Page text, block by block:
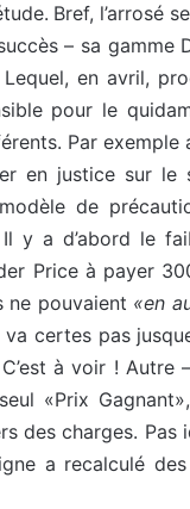
Bref, l’arrosé
– sa gamme
en avril,
pour le
Par
en justice sur le
de
Il y a d’abord le
Price à payer
ne pouvaient «en
certes pas
à voir ! Autre
«Prix
des charges.
a recalculé